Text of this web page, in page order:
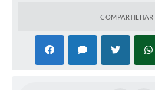
COMPARTILHAR